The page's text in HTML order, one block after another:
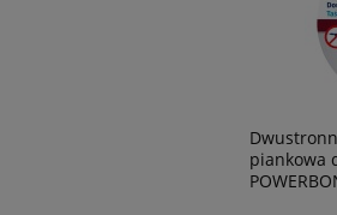
piankowa